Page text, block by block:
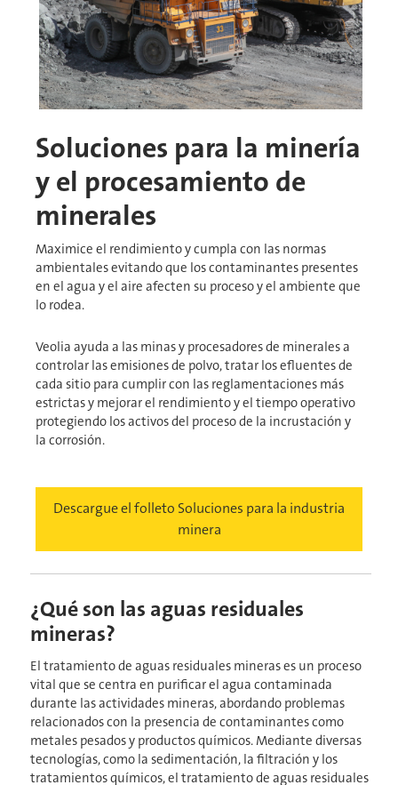
Soluciones para la minería
y el procesamiento de
minerales
Maximice el rendimiento y cumpla con las normas
ambientales evitando que los contaminantes presentes
en el agua y el aire afecten su proceso y el ambiente que
lo rodea.
Veolia​​​​​​​ ayuda a las minas y procesadores de minerales a
controlar las emisiones de polvo, tratar los efluentes de
cada sitio para cumplir con las reglamentaciones más
estrictas y mejorar el rendimiento y el tiempo operativo
protegiendo los activos del proceso de la incrustación y
la corrosión.
Descargue el folleto Soluciones para la industria
minera
¿Qué son las aguas residuales
mineras?
El tratamiento de aguas residuales mineras es un proceso
vital que se centra en purificar el agua contaminada
durante las actividades mineras, abordando problemas
relacionados con la presencia de contaminantes como
metales pesados y productos químicos. Mediante diversas
tecnologías, como la sedimentación, la filtración y los
tratamientos químicos, el tratamiento de aguas residuales